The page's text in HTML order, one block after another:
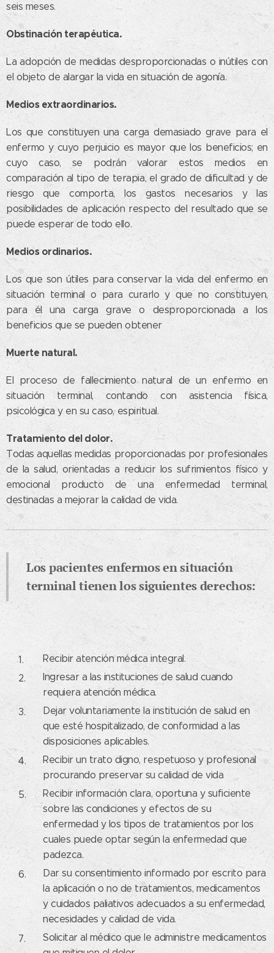
seis meses.
Obstinación terapéutica.
La adopción de medidas desproporcionadas o inútiles con
el objeto de alargar la vida en situación de agonía.
Medios extraordinarios.
Los que constituyen una carga demasiado grave para el
enfermo y cuyo perjuicio es mayor que los beneficios; en
cuyo caso, se podrán valorar estos medios en
comparación al tipo de terapia, el grado de dificultad y de
riesgo que comporta, los gastos necesarios y las
posibilidades de aplicación respecto del resultado que se
puede esperar de todo ello.
Medios ordinarios.
Los que son útiles para conservar la vida del enfermo en
situación terminal o para curarlo y que no constituyen,
para él una carga grave o desproporcionada a los
beneficios que se pueden obtener
Muerte natural.
El proceso de fallecimiento natural de un enfermo en
situación terminal, contando con asistencia física,
psicológica y en su caso, espiritual.
Tratamiento del dolor.
Todas aquellas medidas proporcionadas por profesionales
de la salud, orientadas a reducir los sufrimientos físico y
emocional producto de una enfermedad terminal,
destinadas a mejorar la calidad de vida.
Los pacientes enfermos en situación
terminal tienen los siguientes derechos:
Recibir atención médica integral.
Ingresar a las instituciones de salud cuando
requiera atención médica.
Dejar voluntariamente la institución de salud en
que esté hospitalizado, de conformidad a las
disposiciones aplicables.
Recibir un trato digno, respetuoso y profesional
procurando preservar su calidad de vida
Recibir información clara, oportuna y suficiente
sobre las condiciones y efectos de su
enfermedad y los tipos de tratamientos por los
cuales puede optar según la enfermedad que
padezca.
Dar su consentimiento informado por escrito para
la aplicación o no de tratamientos, medicamentos
y cuidados paliativos adecuados a su enfermedad,
necesidades y calidad de vida.
Solicitar al médico que le administre medicamentos